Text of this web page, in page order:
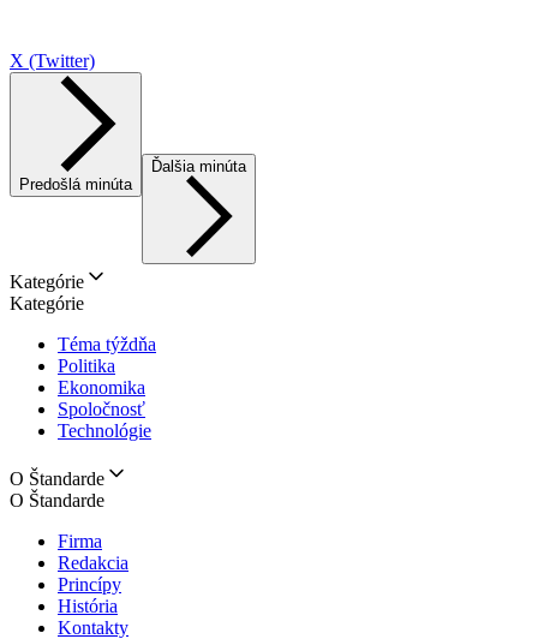
X (Twitter)
Predošlá minúta
Ďalšia minúta
Kategórie
Kategórie
Téma týždňa
Politika
Ekonomika
Spoločnosť
Technológie
O Štandarde
O Štandarde
Firma
Redakcia
Princípy
História
Kontakty